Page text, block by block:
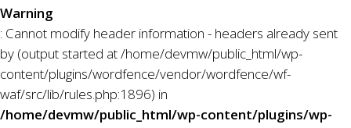
Warning
: Cannot modify header information - headers already sent
by (output started at /home/devmw/public_html/wp-
content/plugins/wordfence/vendor/wordfence/wf-
waf/src/lib/rules.php:1896) in
/home/devmw/public_html/wp-content/plugins/wp-